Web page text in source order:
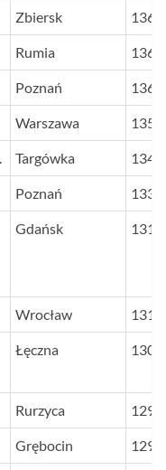
Zbiersk 1366
Rumia 1364
Poznań 1363
Warszawa 1357
Targówka 1348
Poznań 1332
Gdańsk 1316
Wrocław 1313
Łęczna 1300
Rurzyca 1295
Grębocin 1291